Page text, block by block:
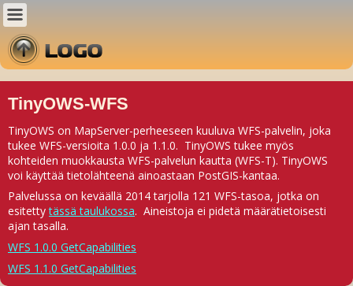
TinyOWS-WFS
TinyOWS on MapServer-perheeseen kuuluva WFS-palvelin, joka
tukee WFS-versioita 1.0.0 ja 1.1.0. TinyOWS tukee myös
kohteiden muokkausta WFS-palvelun kautta (WFS-T). TinyOWS
voi käyttää tietolähteenä ainoastaan PostGIS-kantaa.
Palvelussa on keväällä 2014 tarjolla 121 WFS-tasoa, jotka on
esitettytässä taulukossa. Aineistoja ei pidetä määrätietoisesti
ajan tasalla.
WFS 1.0.0 GetCapabilities
WFS 1.1.0 GetCapabilities